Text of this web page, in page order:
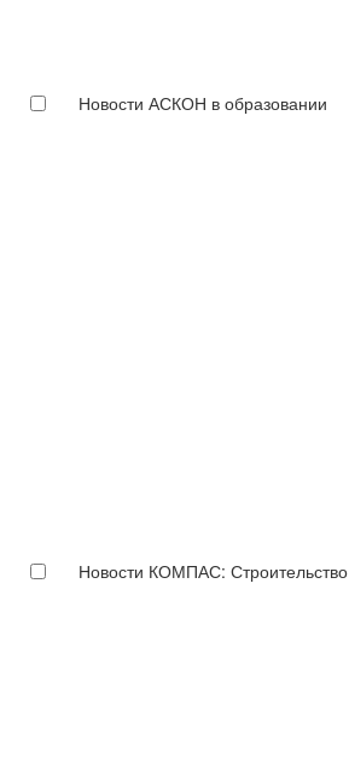
Новости АСКОН в образовании
Новости КОМПАС: Строительство